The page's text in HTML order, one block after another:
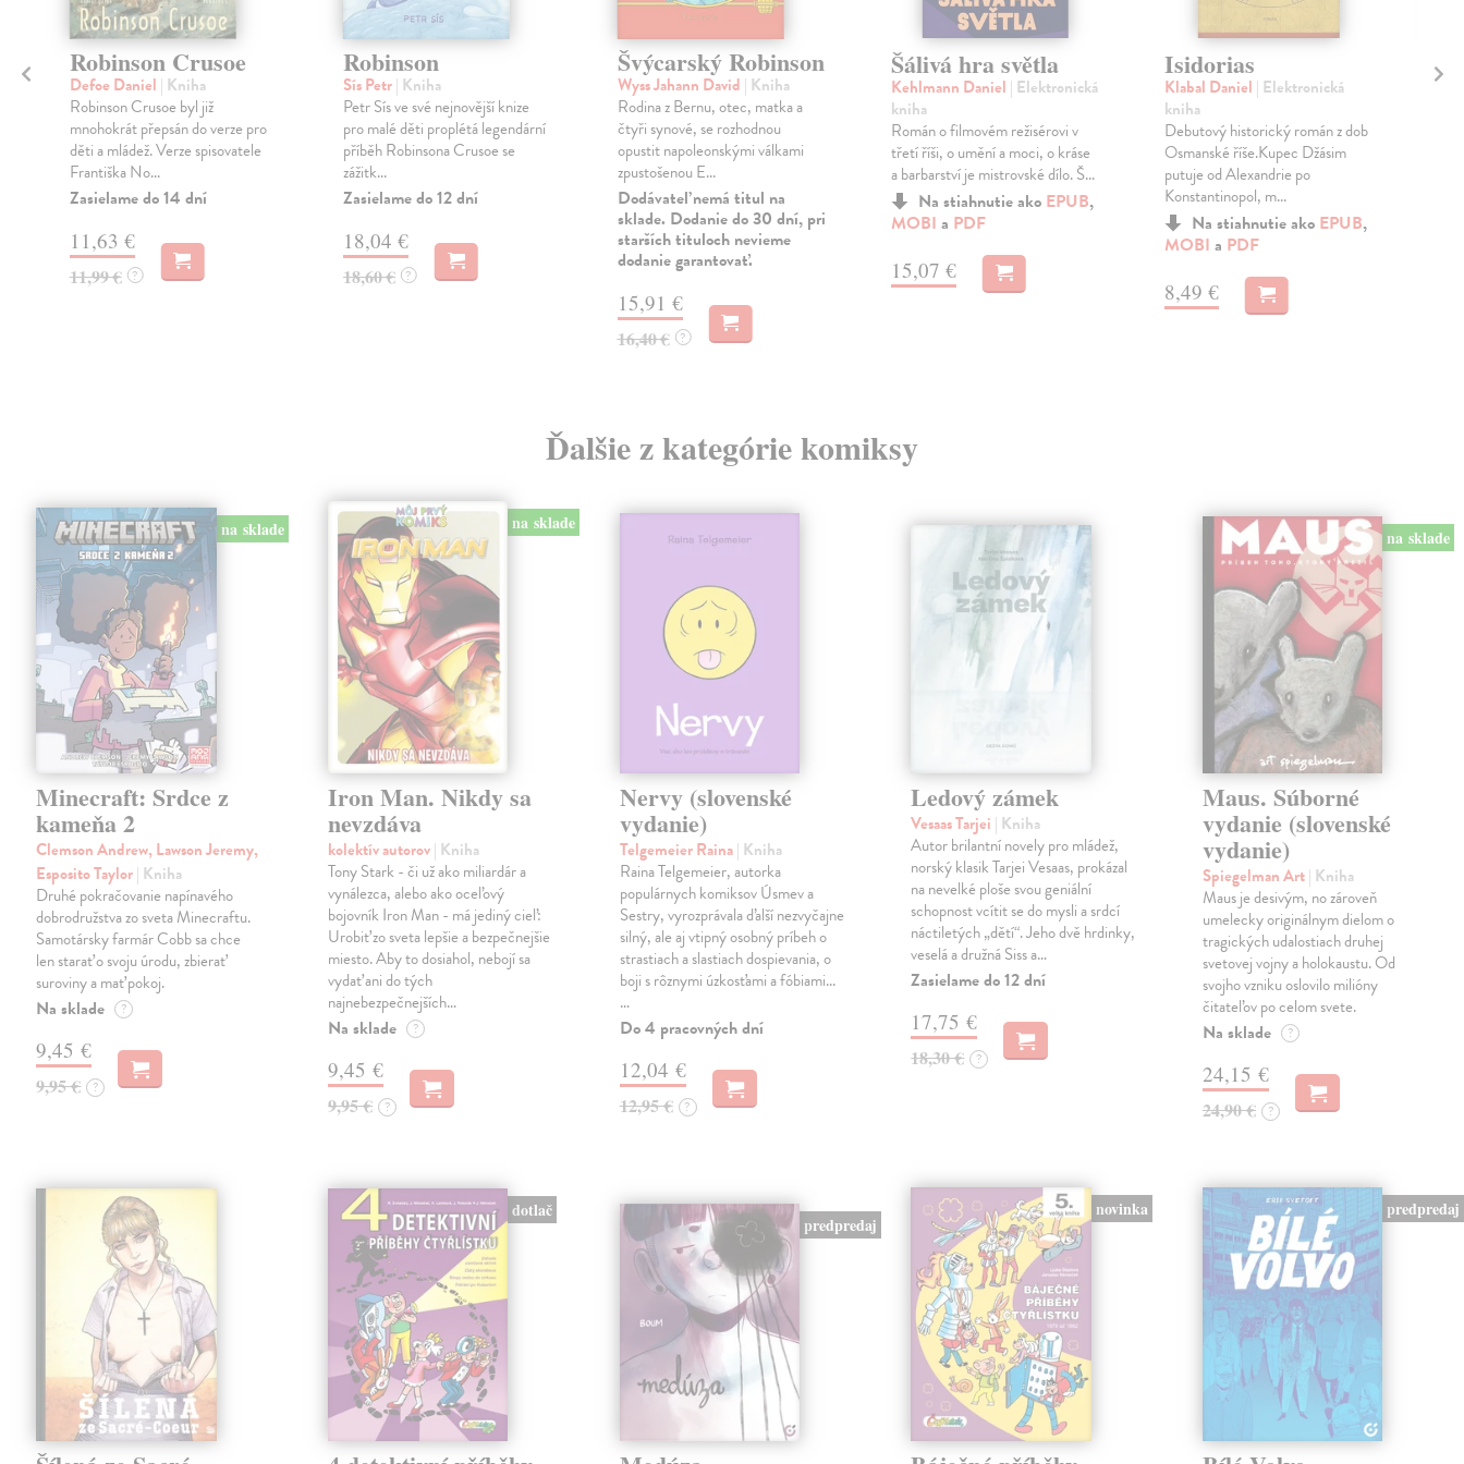
Robinson Crusoe
Defoe Daniel | Kniha
Robinson Crusoe byl již
mnohokrát přepsán do verze pro
děti a mládež. Verze spisovatele
Františka No...
Zasielame do 14 dní
11,63 €
11,99 € ?
Robinson
Sís Petr| Kniha
Petr Sís ve své nejnovější knize
pro malé děti proplétá legendární
příběh Robinsona Crusoe se
zážitk...
Zasielame do 12 dní
18,04 €
18,60 € ?
Švýcarský Robinson
Wyss Jahann David | Kniha
Rodina z Bernu, otec, matka a
čtyři synové, se rozhodnou
opustit napoleonskými válkami
zpustošenou E...
Dodávateľ nemá titul na
sklade. Dodanie do 30 dní, pri
starších tituloch nevieme
dodanie garantovať.
15,91 €
16,40 € ?
Šálivá hra světla
Kehlmann Daniel | Elektronická
kniha
Román o filmovém režisérovi v
třetí říši, o umění a moci, o kráse
a barbarství je mistrovské dílo. Š...
Na stiahnutie ako EPUB,
MOBI a PDF
15,07 €
Isidorias
Klabal Daniel | Elektronická
kniha
Debutový historický román z dob
Osmanské říše.Kupec Džásim
putuje od Alexandrie po
Konstantinopol, m...
Na stiahnutie ako EPUB,
MOBI a PDF
8,49 €
Ďalšie z kategórie komiksy
na sklade
Minecraft: Srdce z
kameňa 2
Clemson Andrew, Lawson Jeremy,
Esposito Taylor| Kniha
Druhé pokračovanie napínavého
dobrodružstva zo sveta Minecraftu.
Samotársky farmár Cobb sa chce
len starať o svoju úrodu, zbierať
suroviny a mať pokoj.
Na sklade ?
9,45 €
9,95 € ?
na sklade
Iron Man. Nikdy sa
nevzdáva
kolektív autorov| Kniha
Tony Stark - či už ako miliardár a
vynálezca, alebo ako oceľový
bojovník Iron Man - má jediný cieľ:
Urobiť zo sveta lepšie a bezpečnejšie
miesto. Aby to dosiahol, nebojí sa
vydať ani do tých
najnebezpečnejších…
Na sklade ?
9,45 €
9,95 € ?
Nervy (slovenské
vydanie)
Telgemeier Raina| Kniha
Raina Telgemeier, autorka
populárnych komiksov Úsmev a
Sestry, vyrozprávala ďalší nezvyčajne
silný, ale aj vtipný osobný príbeh o
strastiach a slastiach dospievania, o
boji s rôznymi úzkosťami a fóbiami...
…
Do 4 pracovných dní
12,04 €
12,95 € ?
Ledový zámek
Vesaas Tarjei | Kniha
Autor brilantní novely pro mládež,
norský klasik Tarjei Vesaas, prokázal
na nevelké ploše svou geniální
schopnost vcítit se do mysli a srdcí
náctiletých „dětí“. Jeho dvě hrdinky,
veselá a družná Siss a…
Zasielame do 12 dní
17,75 €
18,30 € ?
na sklade
Maus. Súborné
vydanie (slovenské
vydanie)
Spiegelman Art| Kniha
Maus je desivým, no zároveň
umelecky originálnym dielom o
tragických udalostiach druhej
svetovej vojny a holokaustu. Od
svojho vzniku oslovilo milióny
čitateľov po celom svete.
Na sklade ?
24,15 €
24,90 € ?
dotlač
predpredaj
novinka predpredaj